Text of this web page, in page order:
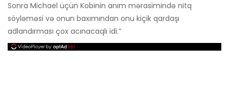
Sonra Michael üçün Kobinin anım mərasimində nitq
söyləməsi və onun baxımından onu kiçik qardaşı
adlandırması çox acınacaqlı idi.”